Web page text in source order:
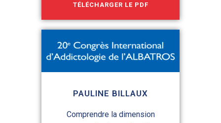
TÉLÉCHARGER LE PDF
PAULINE BILLAUX
Comprendre la dimension